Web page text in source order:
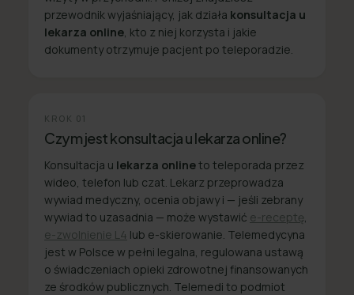
przewodnik wyjaśniający, jak działa konsultacja u
lekarza online , kto z niej korzysta i jakie
dokumenty otrzymuje pacjent po teleporadzie.
KROK 01
Czym jest konsultacja u lekarza online?
Konsultacja u lekarza onlineto teleporada przez
wideo, telefon lub czat. Lekarz przeprowadza
wywiad medyczny, ocenia objawy i — jeśli zebrany
wywiad to uzasadnia — może wystawić e-receptę
e-zwolnienie L4 lub e-skierowanie. Telemedycyna
jest w Polsce w pełni legalna, regulowana ustawą
o świadczeniach opieki zdrowotnej finansowanych
ze środków publicznych. Telemedi to podmiot